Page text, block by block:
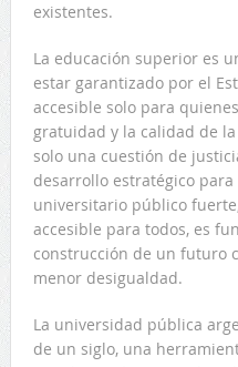
existentes.
La educación superior es
estar garantizado por el
accesible solo para
gratuidad y la calidad de
solo una cuestión de
desarrollo estratégico
universitario público
accesible para todos, es
construcción de un futuro
menor desigualdad.
La universidad pública
de un siglo, una